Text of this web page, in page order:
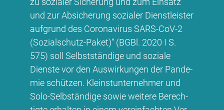
und zur Ab­si­che­rung so­zia­ler Dienst­leis­ter
auf­grund des Co­ro­na­vi­rus SARS-CoV-2
(So­zi­al­schutz-Pa­ket)“ (BG­Bl. 2020 I S.
575) soll Selbst­stän­di­ge und so­zia­le
Diens­te vor den Aus­wir­kun­gen der Pan­de­
mie schüt­zen. Kleinst­un­ter­neh­mer und
So­lo-Selb­stän­di­ge so­wie wei­te­re Be­rech­